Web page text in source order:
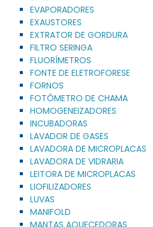
EVAPORADORES
EXAUSTORES
EXTRATOR DE GORDURA
FILTRO SERINGA
FLUORÍMETROS
FONTE DE ELETROFORESE
FORNOS
FOTÔMETRO DE CHAMA
HOMOGENEIZADORES
INCUBADORAS
LAVADOR DE GASES
LAVADORA DE MICROPLACAS
LAVADORA DE VIDRARIA
LEITORA DE MICROPLACAS
LIOFILIZADORES
LUVAS
MANIFOLD
MANTAS AQUECEDORAS